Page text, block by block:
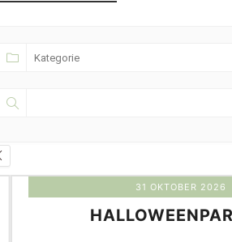
31 OKTOBER 2026
HALLOWEENPARTY